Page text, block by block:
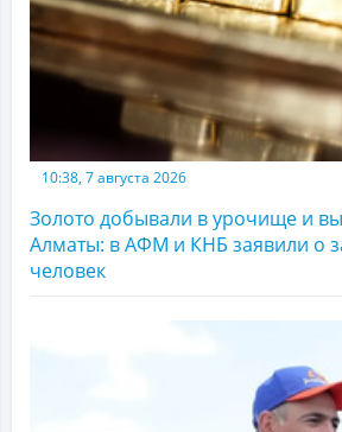
10:38, 7 августа 2026
Золото добывали в урочище и
Алматы: в АФМ и КНБ заявили о
человек